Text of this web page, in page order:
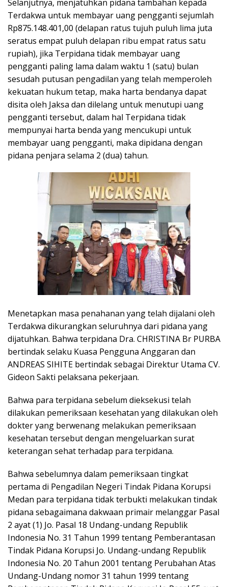
Selanjutnya, menjatuhkan pidana tambahan kepada
Terdakwa untuk membayar uang pengganti sejumlah
Rp875.148.401,00 (delapan ratus tujuh puluh lima juta
seratus empat puluh delapan ribu empat ratus satu
rupiah), jika Terpidana tidak membayar uang
pengganti paling lama dalam waktu 1 (satu) bulan
sesudah putusan pengadilan yang telah memperoleh
kekuatan hukum tetap, maka harta bendanya dapat
disita oleh Jaksa dan dilelang untuk menutupi uang
pengganti tersebut, dalam hal Terpidana tidak
mempunyai harta benda yang mencukupi untuk
membayar uang pengganti, maka dipidana dengan
pidana penjara selama 2 (dua) tahun.
Menetapkan masa penahanan yang telah dijalani oleh
Terdakwa dikurangkan seluruhnya dari pidana yang
dijatuhkan. Bahwa terpidana Dra. CHRISTINA Br PURBA
bertindak selaku Kuasa Pengguna Anggaran dan
ANDREAS SIHITE bertindak sebagai Direktur Utama CV.
Gideon Sakti pelaksana pekerjaan.
Bahwa para terpidana sebelum dieksekusi telah
dilakukan pemeriksaan kesehatan yang dilakukan oleh
dokter yang berwenang melakukan pemeriksaan
kesehatan tersebut dengan mengeluarkan surat
keterangan sehat terhadap para terpidana.
Bahwa sebelumnya dalam pemeriksaan tingkat
pertama di Pengadilan Negeri Tindak Pidana Korupsi
Medan para terpidana tidak terbukti melakukan tindak
pidana sebagaimana dakwaan primair melanggar Pasal
2 ayat (1) Jo. Pasal 18 Undang-undang Republik
Indonesia No. 31 Tahun 1999 tentang Pemberantasan
Tindak Pidana Korupsi Jo. Undang-undang Republik
Indonesia No. 20 Tahun 2001 tentang Perubahan Atas
Undang-Undang nomor 31 tahun 1999 tentang